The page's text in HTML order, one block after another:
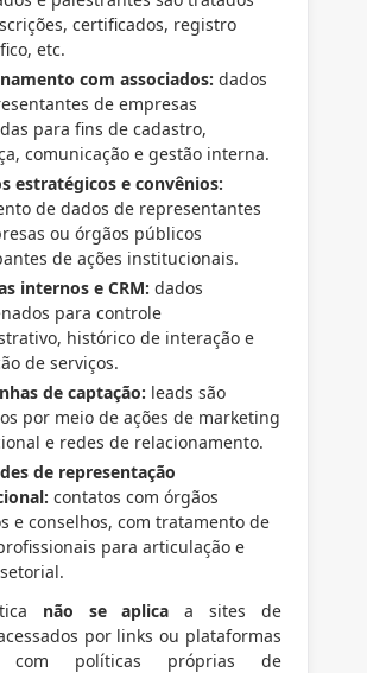
certificados, registro
etc.
com associados: dados
de empresas
para fins de cadastro,
comunicação e gestão interna.
estratégicos e convênios:
de dados de representantes
ou órgãos públicos
de ações institucionais.
internos e CRM: dados
para controle
histórico de interação e
de serviços.
de captação: leads são
por meio de ações de marketing
e redes de relacionamento.
de representação
contatos com órgãos
e conselhos, com tratamento de
para articulação e
não se aplica a sites de
por links ou plataformas
com políticas próprias de